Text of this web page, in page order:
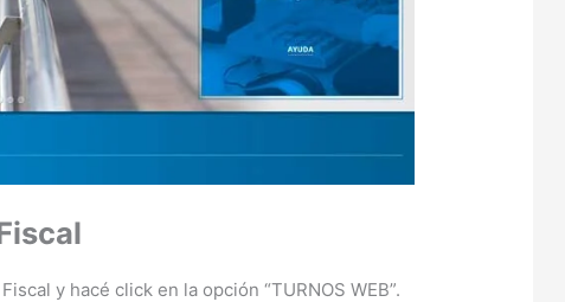
y hacé click en la opción “TURNOS WEB”.